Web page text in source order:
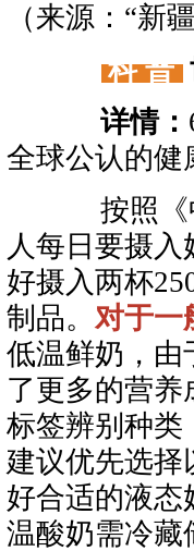
（来源：“新
科 普
详情：
全球公认的健
按照《中
人每日要摄
好摄入两杯
制品。对于一
低温鲜奶，由
了更多的营
标签辨别种类
建议优先选择
好合适的液态
温酸奶需冷藏